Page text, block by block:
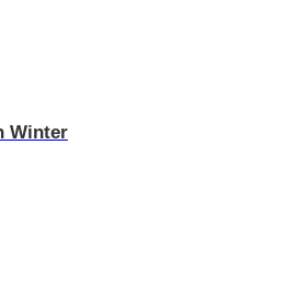
Winter